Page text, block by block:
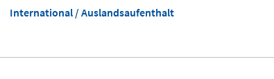
International / Auslandsaufenthalt